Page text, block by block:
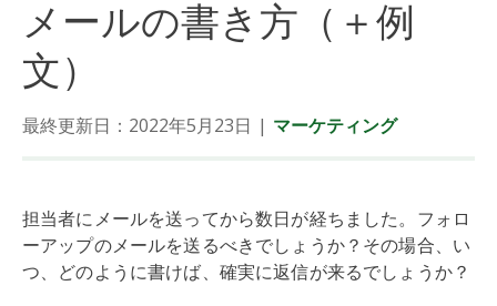
メールの書き方（＋例
文）
最終更新日：2022年5月23日 | マーケティング
担当者にメールを送ってから数日が経ちました。フォロ
ーアップのメールを送るべきでしょうか？その場合、い
つ、どのように書けば、確実に返信が来るでしょうか？